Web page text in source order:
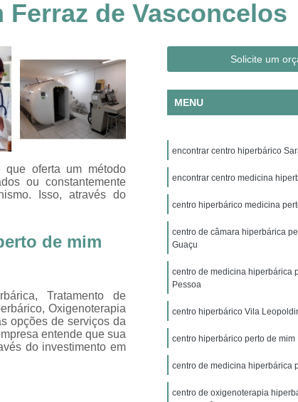
em João Pessoa
Clínica Hiperbárica em São
Hiperbárica
Clínica para Hiperbárica
Oxigenação
Clínica
Oxigenação Hiperbárica em Campina
em João Pessoa
Oxigenação Hiperbárica em
em Sorocaba
Terapia
Oxigenação Hiperbárica
Via Hiperbárica
Terapia de Oxigenação Hiperbárica
Oxigenoterapia em
Oxigenoterapia em São Paulo
em Taubaté
Oxigenoterapia para Cicatrização
Oxigenoterapia para
de Diabéticos
Oxigenoterapia Tratamento de
Tratamento de Pé Diabético
Oxigenoterapia Hiperbárica em Campina
Oxigenoterapia Hiperbárica
em Sorocaba
Oxigenoterapia Hiperbárica em
de Vasconcelos
oferta um método
ou constantemente
Isso, através do
de mim
Tratamento de
Oxigenoterapia
opções de serviços da
entende que sua
do investimento em
Solicite um
MENU
encontrar centro hiperbárico
encontrar centro medicina
centro hiperbárico medicina
centro de câmara hiperbárica
Guaçu
centro de medicina hiperbárica
Pessoa
centro hiperbárico Vila
centro hiperbárico perto de mim
centro de medicina hiperbárica
centro de oxigenoterapia